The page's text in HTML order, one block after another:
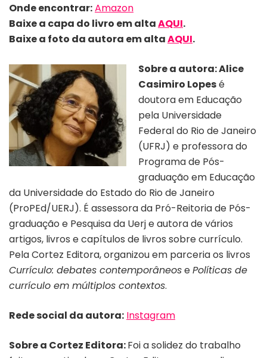
Onde encontrar:Amazon
Baixe a capa do livro em altaAQUI.
Baixe a foto da autora em altaAQUI.
Sobre a autora:Alice
Casimiro Lopesé
doutora em Educação
pela Universidade
Federal do Rio de Janeiro
(UFRJ) e professora do
Programa de Pós-
graduação em Educação
da Universidade do Estado do Rio de Janeiro
(ProPEd/UERJ). É assessora da Pró-Reitoria de Pós-
graduação e Pesquisa da Uerj e autora de vários
artigos, livros e capítulos de livros sobre currículo.
Pela Cortez Editora, organizou em parceria os livros
Currículo: debates contemporâneosePolíticas de
currículo em múltiplos contextos.
Rede social da autora: Instagram
Sobre a Cortez Editora:Foi a solidez do trabalho